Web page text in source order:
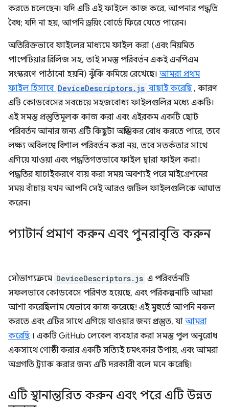
করতে চলেছেন। যদি এটি এই ফাইলে কাজ করে, আপনার পদ্ধতি
বৈধ; যদি না হয়, আপনি ড্রয়িং বোর্ডে ফিরে যেতে পারেন।
অতিরিক্তভাবে ফাইলের মাধ্যমে ফাইল করা (এবং নিয়মিত
পাপেটিয়ার রিলিজ সহ, তাই সমস্ত পরিবর্তন একই এনপিএম
সংস্করণে পাঠানো হয়নি) ঝুঁকি কমিয়ে রেখেছে। আমরা প্রথম
ফাইল হিসাবে DeviceDescriptors.js বাছাই করেছি, কারণ
এটি কোডবেসের সবচেয়ে সহজবোধ্য ফাইলগুলির মধ্যে একটি।
এই সমস্ত প্রস্তুতিমূলক কাজ করা এবং এইরকম একটি ছোট
পরিবর্তন আনার জন্য এটি কিছুটা অস্বস্তিকর বোধ করতে পারে, তবে
লক্ষ্য অবিলম্বে বিশাল পরিবর্তন করা নয়, তবে সতর্কতার সাথে
এগিয়ে যাওয়া এবং পদ্ধতিগতভাবে ফাইল দ্বারা ফাইল করা।
পদ্ধতির যাচাইকরণে ব্যয় করা সময় অবশ্যই পরে মাইগ্রেশনের
সময় বাঁচায় যখন আপনি সেই আরও জটিল ফাইলগুলিকে আঘাত
করেন।
প্যাটার্ন প্রমাণ করুন এবং পুনরাবৃত্তি করুন
সৌভাগ্যক্রমে DeviceDescriptors.js এ পরিবর্তনটি
সফলভাবে কোডবেসে পরিণত হয়েছে, এবং পরিকল্পনাটি আমরা
আশা করেছিলাম যেভাবে কাজ করেছে! এই মুহুর্তে আপনি নকল
করতে এবং এটির সাথে এগিয়ে যাওয়ার জন্য প্রস্তুত, যা আমরা
করেছি। একটি GitHub লেবেল ব্যবহার করা সমস্ত পুল অনুরোধ
একসাথে গোষ্ঠী করার একটি সত্যিই চমৎকার উপায়, এবং আমরা
অগ্রগতি ট্র্যাক করার জন্য এটি দরকারী বলে মনে করেছি।
এটি স্থানান্তরিত করুন এবং পরে এটি উন্নত